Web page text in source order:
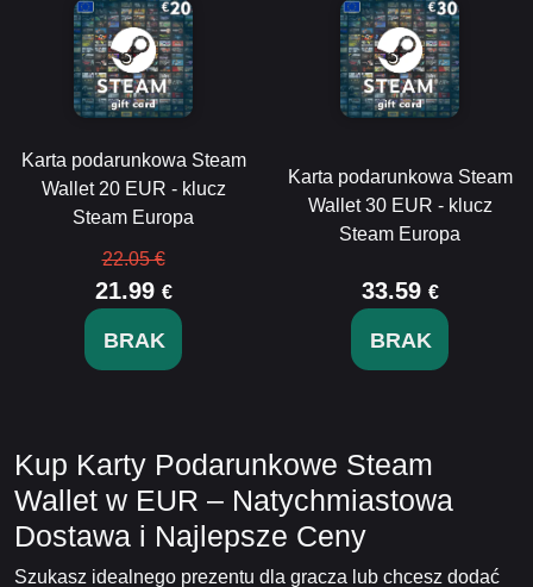
Karta podarunkowa Steam
Wallet 20 EUR - klucz
Steam Europa
22.05 €
21.99 €
BRAK
Karta podarunkowa Steam
Wallet 30 EUR - klucz
Steam Europa
33.59 €
BRAK
Kup Karty Podarunkowe Steam
Wallet w EUR – Natychmiastowa
Dostawa i Najlepsze Ceny
Szukasz idealnego prezentu dla gracza lub chcesz dodać